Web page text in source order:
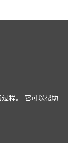
程。 它可以帮助